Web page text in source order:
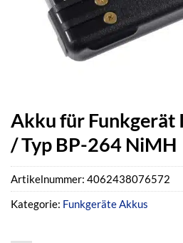
Akku für Funkgerät
/ Typ BP-264 NiMH
Artikelnummer: 4062438076572
Kategorie: Funkgeräte Akkus